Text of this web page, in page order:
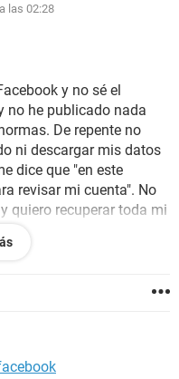
las 02:28
y no sé el
no he publicado nada
De repente no
ni descargar mis datos
dice que "en este
revisar mi cuenta". No
quiero recuperar toda mi